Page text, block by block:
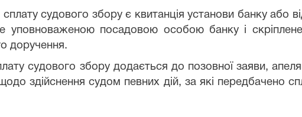
судового збору є квитанція установи банку або
уповноваженою посадовою особою банку і
доручення.
судового збору додається до позовної заяви,
здійснення судом певних дій, за які передбачено